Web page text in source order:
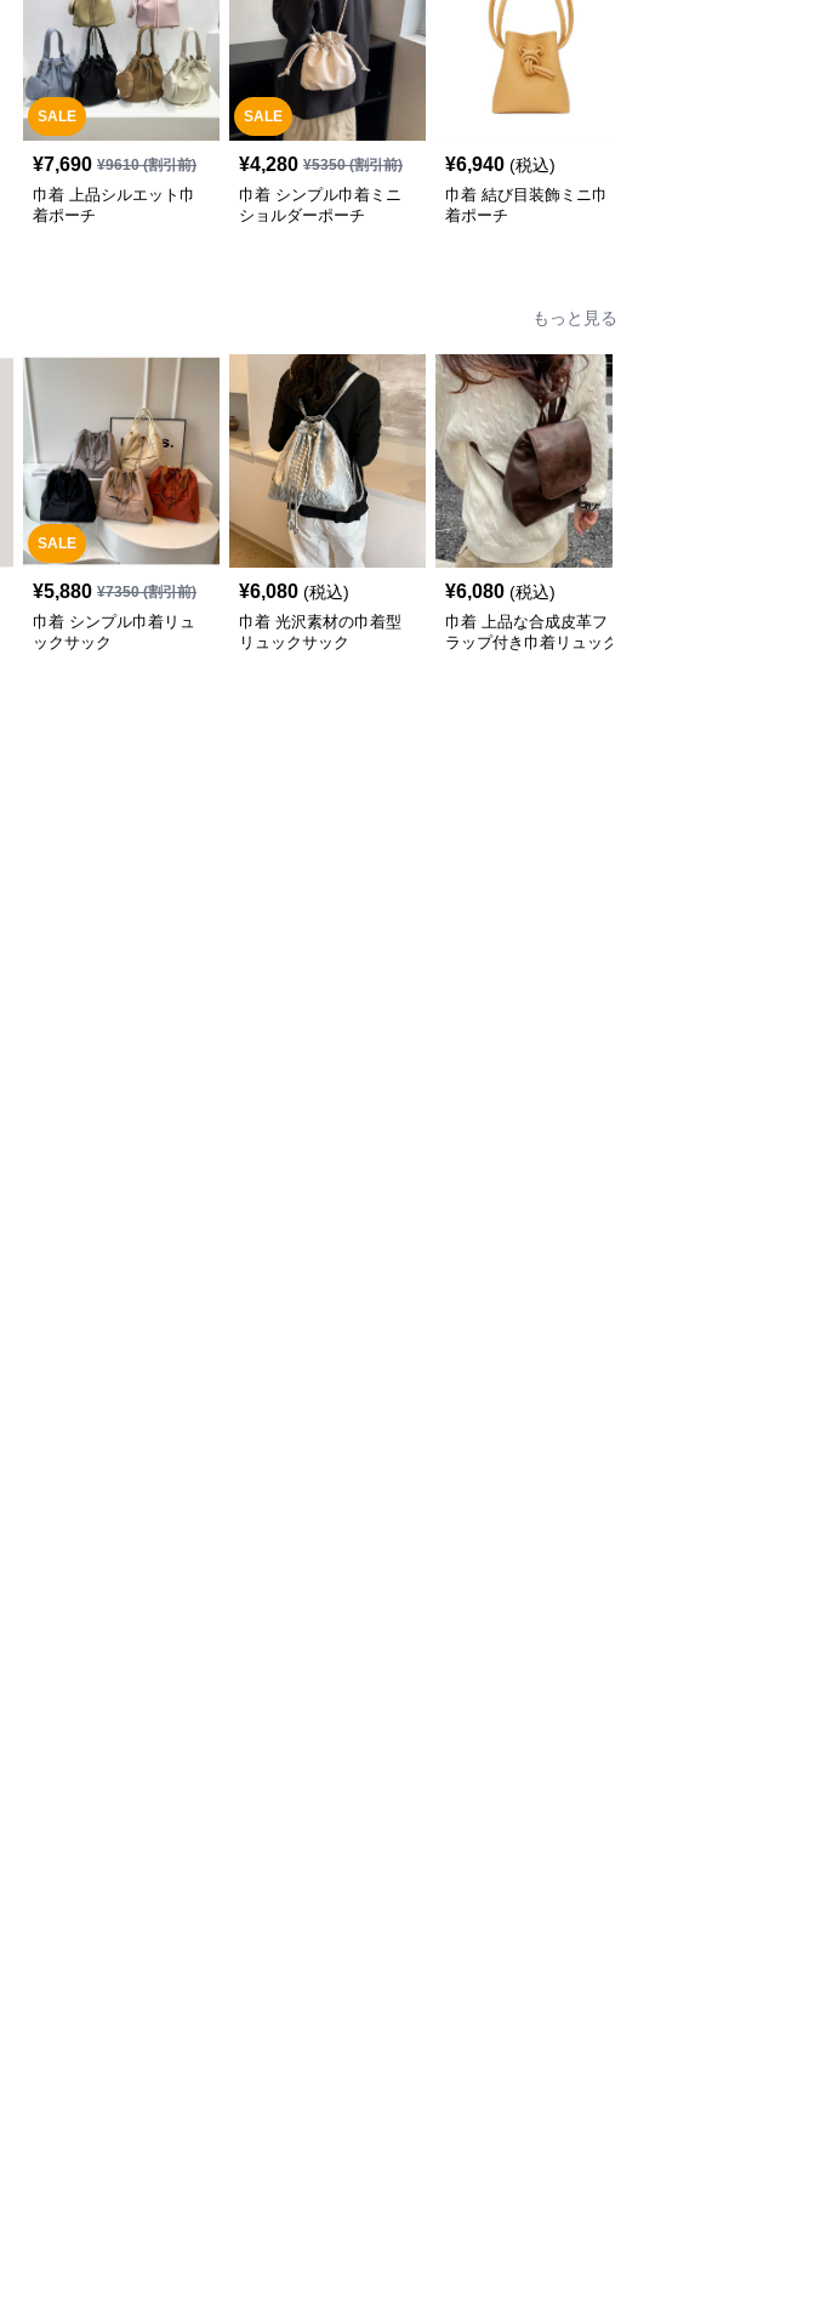
SALE
¥7,690 ¥9610(割引前)
巾着 上品シルエット巾
着ポーチ
SALE
¥4,280 ¥5350(割引前)
巾着 シンプル巾着ミニ
ショルダーポーチ
¥6,940 (税込)
巾着 結び目装飾ミニ巾
着ポーチ
もっと見る
SALE
¥5,880 ¥7350(割引前)
巾着 シンプル巾着リュ
ックサック
¥6,080 (税込)
巾着 光沢素材の巾着型
リュックサック
¥6,080 (税込)
巾着 上品な合成皮革フ
ラップ付き巾着リュック